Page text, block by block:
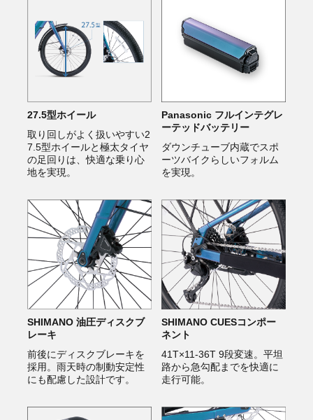
27.5型ホイール
取り回しがよく扱いやすい2
7.5型ホイールと極太タイヤ
の足回りは、快適な乗り心
地を実現。
Panasonic フルインテグレ
ーテッドバッテリー
ダウンチューブ内蔵でスポ
ーツバイクらしいフォルム
を実現。
SHIMANO 油圧ディスクブ
レーキ
前後にディスクブレーキを
採用。雨天時の制動安定性
にも配慮した設計です。
SHIMANO CUESコンポー
ネント
41T×11-36T 9段変速。平坦
路から急勾配までを快適に
走行可能。